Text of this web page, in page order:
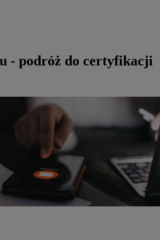
- podróż do certyfikacji